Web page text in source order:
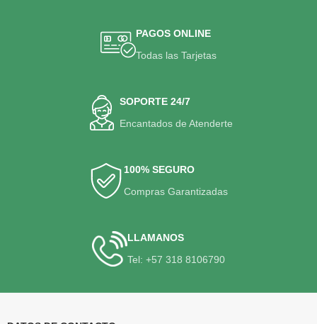
PAGOS ONLINE
Todas las Tarjetas
SOPORTE 24/7
Encantados de Atenderte
100% SEGURO
Compras Garantizadas
LLAMANOS
Tel: +57 318 8106790